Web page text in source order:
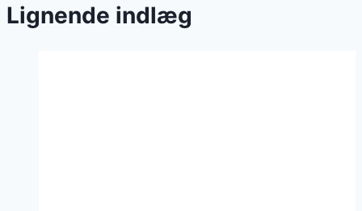
Lignende indlæg